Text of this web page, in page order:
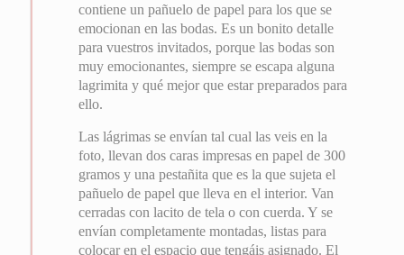
contiene un pañuelo de papel para los que se
emocionan en las bodas. Es un bonito detalle
para vuestros invitados, porque las bodas son
muy emocionantes, siempre se escapa alguna
lagrimita y qué mejor que estar preparados para
ello.
Las lágrimas se envían tal cual las veis en la
foto, llevan dos caras impresas en papel de 300
gramos y una pestañita que es la que sujeta el
pañuelo de papel que lleva en el interior. Van
cerradas con lacito de tela o con cuerda. Y se
envían completamente montadas, listas para
colocar en el espacio que tengáis asignado. El